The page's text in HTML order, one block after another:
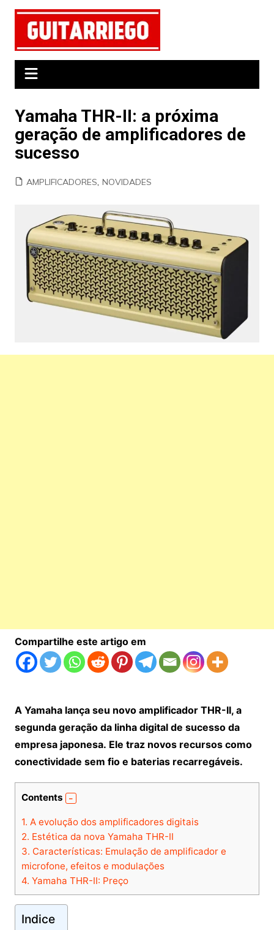
conteúdo
Yamaha THR-II: a próxima
geração de amplificadores de
sucesso
AMPLIFICADORES, NOVIDADES
Compartilhe este artigo em
A Yamaha lança seu novo amplificador THR-II, a
segunda geração da linha digital de sucesso da
empresa japonesa. Ele traz novos recursos como
conectividade sem fio e baterias recarregáveis.
Contents
1. A evolução dos amplificadores digitais
2. Estética da nova Yamaha THR-II
3. Características: Emulação de amplificador e
microfone, efeitos e modulações
4. Yamaha THR-II: Preço
Indice